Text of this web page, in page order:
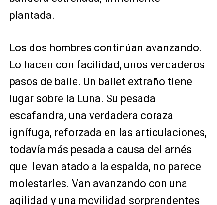
plantada.
Los dos hombres continúan avanzando.
Lo hacen con facilidad, unos verdaderos
pasos de baile. Un ballet extraño tiene
lugar sobre la Luna. Su pesada
escafandra, una verdadera coraza
ignífuga, reforzada en las articulaciones,
todavía más pesada a causa del arnés
que llevan atado a la espalda, no parece
molestarles. Van avanzando con una
agilidad y una movilidad sorprendentes.